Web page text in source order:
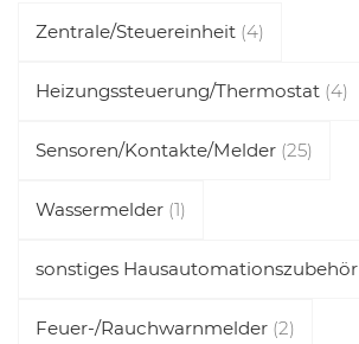
Zentrale/Steuereinheit (4)
Heizungssteuerung/Thermostat (4)
Sensoren/Kontakte/Melder (25)
Wassermelder (1)
sonstiges Hausautomationszubehör
Feuer-/Rauchwarnmelder (2)